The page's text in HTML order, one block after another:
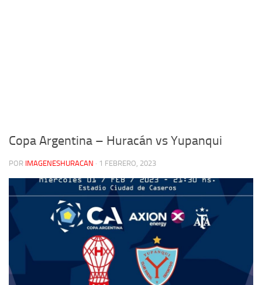
Copa Argentina – Huracán vs Yupanqui
POR IMAGENESHURACAN · 1 FEBRERO, 2023